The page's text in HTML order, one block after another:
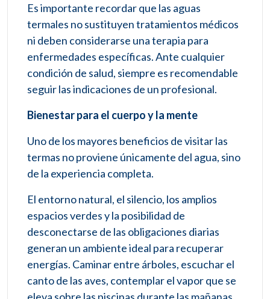
Es importante recordar que las aguas
termales no sustituyen tratamientos médicos
ni deben considerarse una terapia para
enfermedades específicas. Ante cualquier
condición de salud, siempre es recomendable
seguir las indicaciones de un profesional.
Bienestar para el cuerpo y la mente
Uno de los mayores beneficios de visitar las
termas no proviene únicamente del agua, sino
de la experiencia completa.
El entorno natural, el silencio, los amplios
espacios verdes y la posibilidad de
desconectarse de las obligaciones diarias
generan un ambiente ideal para recuperar
energías. Caminar entre árboles, escuchar el
canto de las aves, contemplar el vapor que se